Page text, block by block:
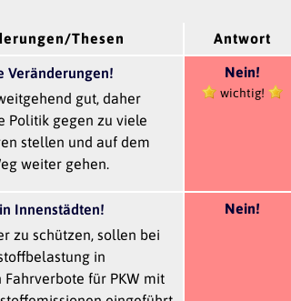
Thesen Antwort
Veränderungen!
gut, daher
Politik gegen zu viele
stellen und auf dem
weiter gehen.
Nein!
wichtig!
Innenstädten!
zu schützen, sollen bei
in
Fahrverbote für PKW mit
Nein!